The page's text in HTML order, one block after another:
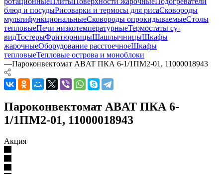
блюд и посудыРисоварки и термосы для рисаСковороды
мультифункциональныеСковороды опрокидываемыеСтолы
тепловыеПечи низкотемпературныеТермостаты су-
видТостерыФритюрницыШашлычницыШкафы
жарочныеОборудование расстоечноеШкафы
тепловыеТепловые острова и моноблоки
—Пароконвектомат ABAT ПКА 6-1/1ПМ2-01, 11000018943
Пароконвектомат ABAT ПКА 6-
1/1ПМ2-01, 11000018943
Акция